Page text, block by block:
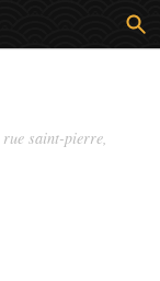
rue saint-pierre,